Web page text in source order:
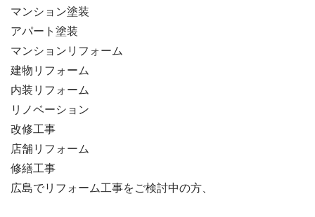
マンション塗装
アパート塗装
マンションリフォーム
建物リフォーム
内装リフォーム
リノベーション
改修工事
店舗リフォーム
修繕工事
広島でリフォーム工事をご検討中の方、